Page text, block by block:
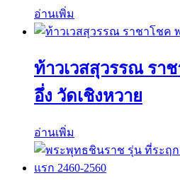
อ่านเพิ่ม
ท้าวเวสสุวรรณ รา
อึ่ง วัดเชิงหวาย
อ่านเพิ่ม